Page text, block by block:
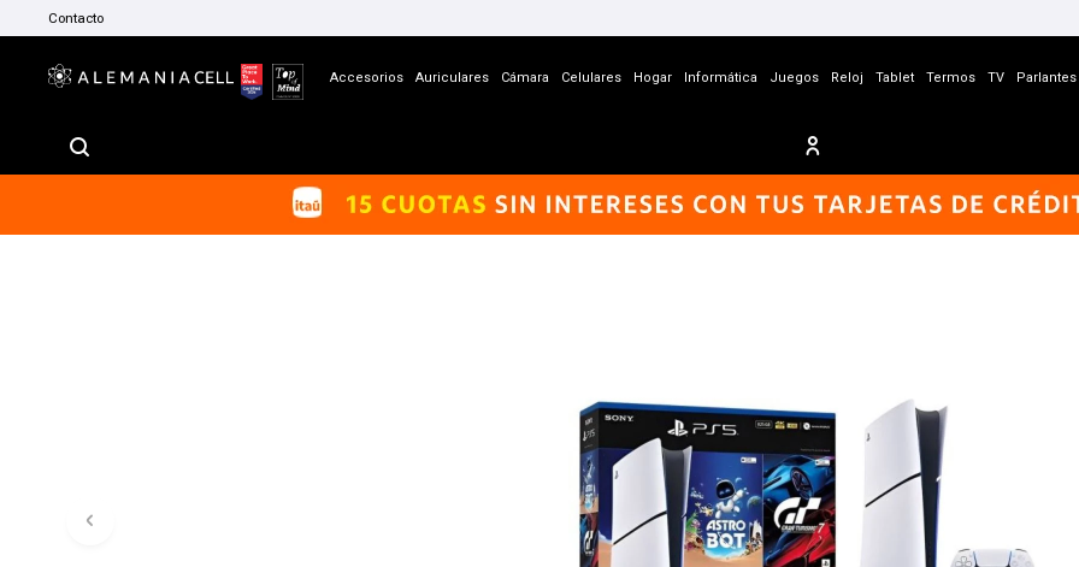
Accesorios Auriculares Cámara Celulares Hogar Informática Juegos Reloj Tablet Termos TV Parlantes
Contacto